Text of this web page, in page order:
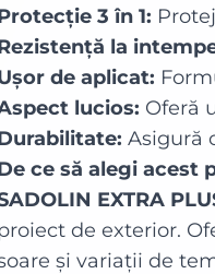
3 în 1:
la
de aplicat:
lucios: Oferă
Asigură
ce să alegi acest
EXTRA
de exterior.
și variații de